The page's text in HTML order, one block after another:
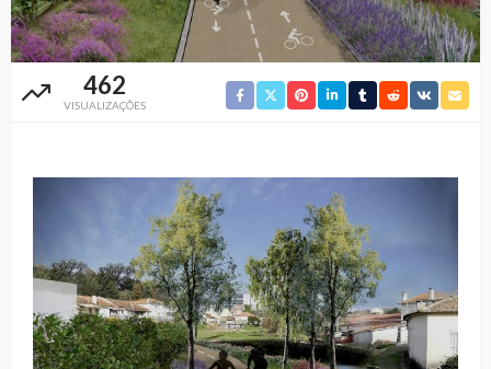
462
VISUALIZAÇÕES